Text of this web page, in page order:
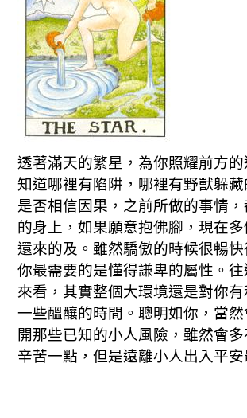
透著滿天的繁星，為你照耀前方
知道哪裡有陷阱，哪裡有野獸躲
是否相信因果，之前所做的事情
的身上，如果願意抱佛腳，現在
還來的及。雖然驕傲的時候很暢
你最需要的是懂得謙卑的屬性。
來看，其實整個大環境還是對你
一些醞釀的時間。聰明如你，當
開那些已知的小人風險，雖然會多
辛苦一點，但是遠離小人出入平安